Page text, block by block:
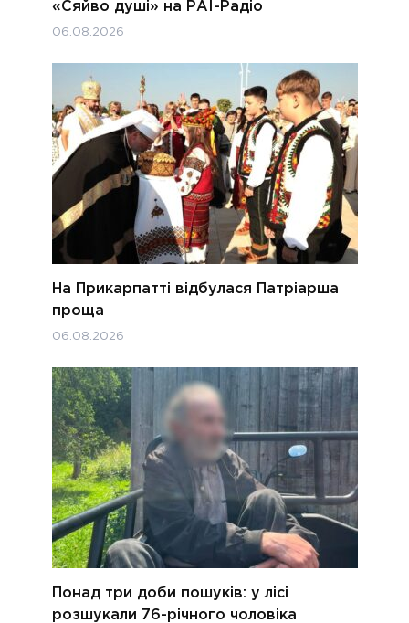
«Сяйво душі» на РАІ-Радіо
06.08.2026
На Прикарпатті відбулася Патріарша
проща
06.08.2026
Понад три доби пошуків: у лісі
розшукали 76-річного чоловіка